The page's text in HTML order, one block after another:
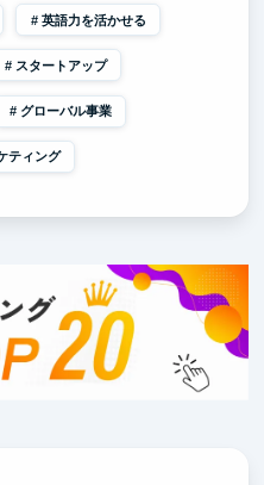
英語力を活かせる
スタートアップ
グローバル事業
ティング